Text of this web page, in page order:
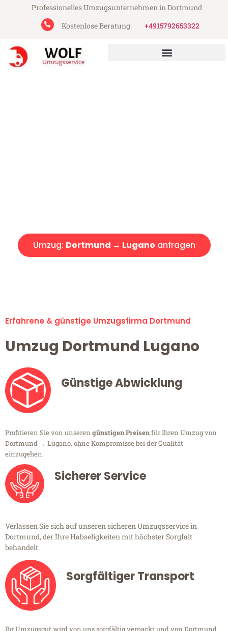
Professionelles Umzugsunternehmen in Dortmund
Kostenlose Beratung:
+4915792653322
Umzug: Dortmund → Lugano anfragen
Erfahrene & günstige Umzugsfirma Dortmund
Umzug Dortmund Lugano
Günstige Abwicklung
Profitieren Sie von unseren günstigen Preisenfür Ihren Umzug von
Dortmund → Lugano, ohne Kompromisse bei der Qualität
einzugehen.
Sicherer Service
Verlassen Sie sich auf unseren sicheren Umzugsservice in
Dortmund, der Ihre Habseligkeiten mit höchster Sorgfalt
behandelt.
Sorgfältiger Transport